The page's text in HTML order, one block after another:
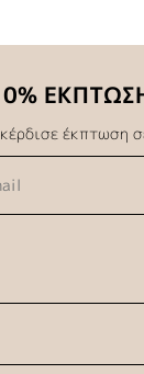
έκπτωση